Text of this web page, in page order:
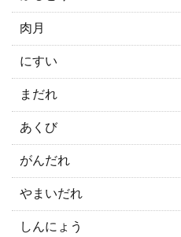
肉月
にすい
まだれ
あくび
がんだれ
やまいだれ
しんにょう